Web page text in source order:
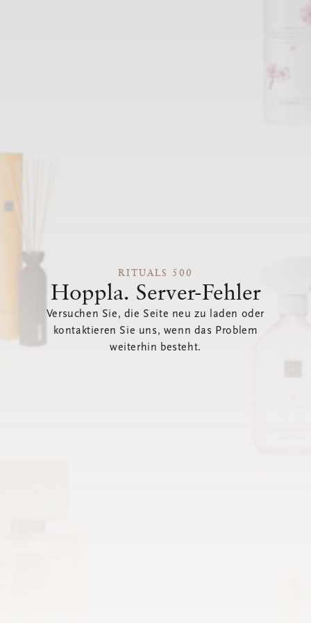
RITUALS 500
Hoppla. Server-Fehler
Versuchen Sie, die Seite neu zu laden oder
kontaktieren Sie uns, wenn das Problem
weiterhin besteht.